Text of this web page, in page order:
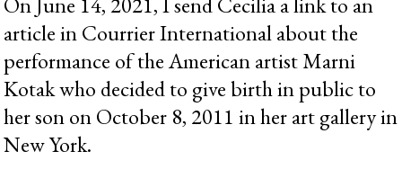
article in Courrier International about the
performance of the American artist Marni
Kotak who decided to give birth in public to
her son on October 8, 2011 in her art gallery in
New York.